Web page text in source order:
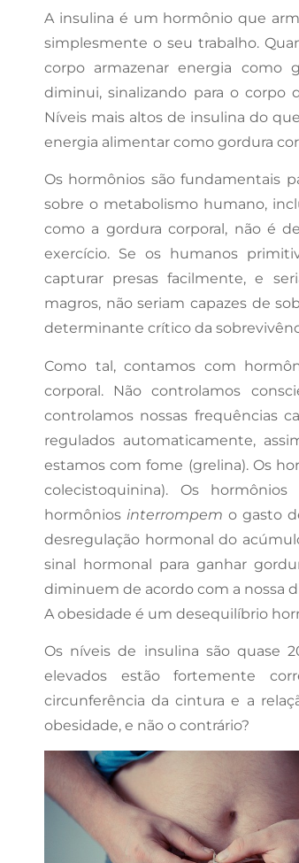
A insulina é um hormônio que
simplesmente o seu trabalho.
corpo armazenar energia como
diminui, sinalizando para o corpo
Níveis mais altos de insulina do
energia alimentar como gordura
Os hormônios são fundamentais
sobre o metabolismo humano,
como a gordura corporal, não é
exercício. Se os humanos
capturar presas facilmente, e
magros, não seriam capazes de
determinante crítico da
Como tal, contamos com
corporal. Não controlamos
controlamos nossas frequências
regulados automaticamente,
estamos com fome (grelina). Os
colecistoquinina). Os hormônios
hormônios interrompem o gasto
desregulação hormonal do
sinal hormonal para ganhar
diminuem de acordo com a nossa
A obesidade é um desequilíbrio
Os níveis de insulina são quase
elevados estão fortemente
circunferência da cintura e a
obesidade, e não o contrário?